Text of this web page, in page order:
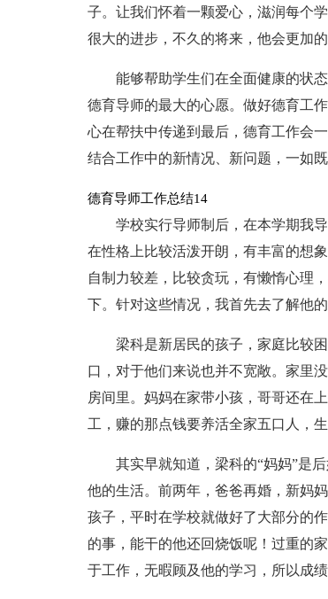
子。让我们怀着一颗爱心，滋润每个
很大的进步，不久的将来，他会更加的
能够帮助学生们在全面健康的状
德育导师的最大的心愿。做好德育工
心在帮扶中传递到最后，德育工作会
结合工作中的新情况、新问题，一如
德育导师工作总结14
学校实行导师制后，在本学期我
在性格上比较活泼开朗，有丰富的想
自制力较差，比较贪玩，有懒惰心理
下。针对这些情况，我首先去了解他的
梁科是新居民的孩子，家庭比较
口，对于他们来说也并不宽敞。家里
房间里。妈妈在家带小孩，哥哥还在
工，赚的那点钱要养活全家五口人，
其实早就知道，梁科的“妈妈”是
他的生活。前两年，爸爸再婚，新妈
孩子，平时在学校就做好了大部分的
的事，能干的他还回烧饭呢！过重的
于工作，无暇顾及他的学习，所以成绩